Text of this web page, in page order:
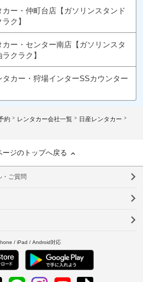
カー・仲町台店【ガソリンスタンド
ク】
カー・センター南店【ガソリンスタ
クラク】
タカー・狩場インターSSカウンター
約 レンタカー会社一覧
日産レンタカー
ージのトップへ戻る